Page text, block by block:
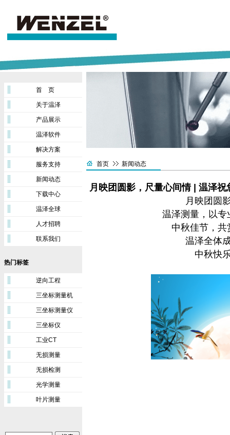
首 页
关于温泽
产品展示
温泽软件
解决方案
服务支持
新闻动态
下载中心
温泽全球
人才招聘
联系我们
热门标签
逆向工程
三坐标测量机
三坐标测量仪
三坐标仪
工业CT
无损测量
无损检测
光学测量
叶片测量
首页 新闻动态
月映团圆影，尺量心间情 | 温泽
月映团圆
温泽测量，以
中秋佳节，
温泽全体
中秋快